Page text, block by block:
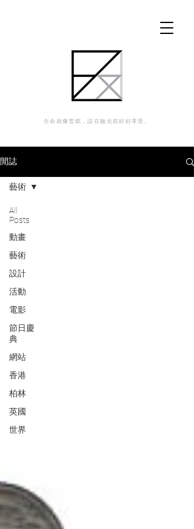
生命就像雪糕，請在融化前好好享受。
閒誌
All
Posts
動畫
藝術
設計
活動
電影
節日慶
典
網站
香港
柏林
英國
世界
藝術